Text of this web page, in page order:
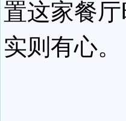
置这家餐
实则有心。